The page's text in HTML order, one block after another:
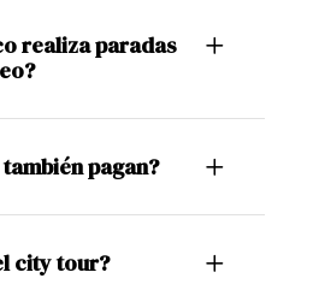
realiza paradas
pagan?
city tour?